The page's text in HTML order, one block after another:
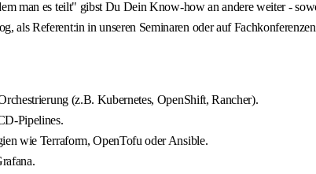
man es teilt" gibst Du Dein Know-how an andere weiter -
Referent:in in unseren Seminaren oder auf
(z.B. Kubernetes, OpenShift, Rancher).
Pipelines.
wie Terraform, OpenTofu oder Ansible.